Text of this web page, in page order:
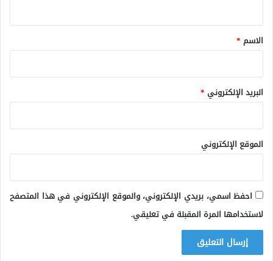
*
الاسم *
البريد الإلكتروني *
الموقع الإلكتروني
احفظ اسمي، بريدي الإلكتروني، والموقع الإلكتروني في هذا المتصفح
لاستخدامها المرة المقبلة في تعليقي.